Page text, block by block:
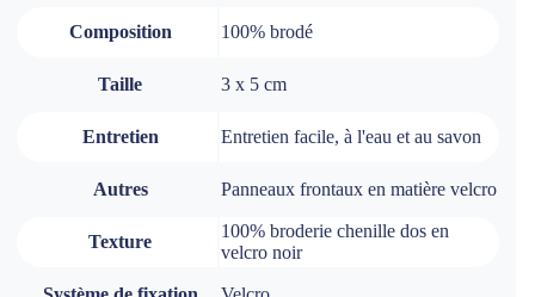
Composition 100% brodé
Taille 3 x 5 cm
Entretien Entretien facile, à l'eau et au savon
Autres Panneaux frontaux en matière velcro
Texture
100% broderie chenille dos en
velcro noir